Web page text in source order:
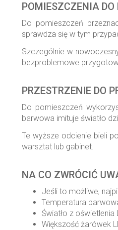
POMIESZCZENIA
Do pomieszczeń
sprawdza się w tym
Szczególnie w
bezproblemowe
PRZESTRZENIE DO
Do pomieszczeń
barwowa imituje światło
Te wyższe odcienie bieli
warsztat lub gabinet.
NA CO ZWRÓCIĆ
Jeśli to możliwe,
Temperatura
Światło z
Większość żarówek